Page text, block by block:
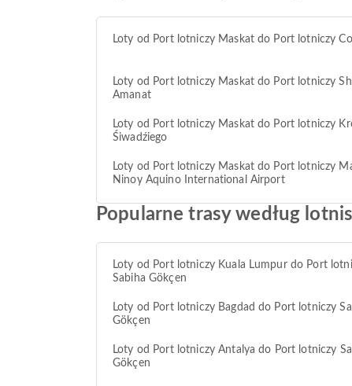
Loty od Port lotniczy Maskat do Port lotniczy
Loty od Port lotniczy Maskat do Port lotniczy
Amanat
Loty od Port lotniczy Maskat do Port lotniczy
Śiwadźiego
Loty od Port lotniczy Maskat do Port lotniczy
Ninoy Aquino International Airport
Popularne trasy według
Loty od Port lotniczy Kuala Lumpur do Port
Sabiha Gökçen
Loty od Port lotniczy Bagdad do Port lotniczy
Gökçen
Loty od Port lotniczy Antalya do Port lotniczy
Gökçen